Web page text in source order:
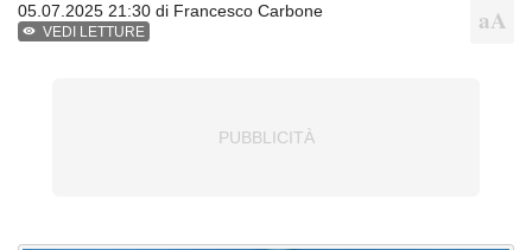
05.07.2025 21:30 di Francesco Carbone
VEDI LETTURE